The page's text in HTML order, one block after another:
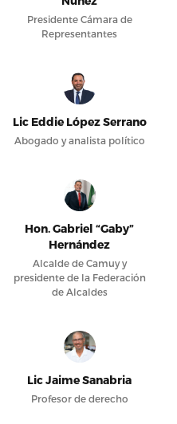
Presidente Cámara de
Representantes
Lic Eddie López Serrano
Abogado y analista político
Hon. Gabriel “Gaby”
Hernández
Alcalde de Camuy y
presidente de la Federación
de Alcaldes
Lic Jaime Sanabria
Profesor de derecho